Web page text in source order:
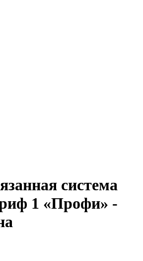
система
1 «Профи» -